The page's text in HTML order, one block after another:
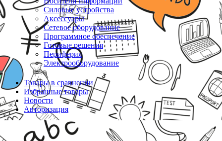
Силовые устройства
Аксессуары
Сетевое оборудование
Программное обеспечение
Готовые решения
Периферия
Электрооборудование
Товары в сравнении
Избранные товары
Новости
Авторизация